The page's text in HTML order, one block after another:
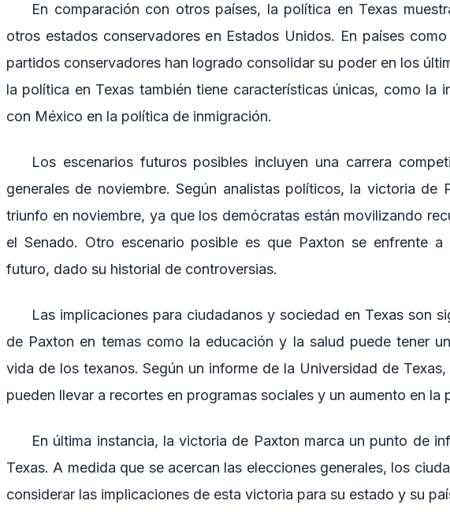
En comparación con otros países, la política en Texas
otros estados conservadores en Estados Unidos. En países
partidos conservadores han logrado consolidar su poder en los
la política en Texas también tiene características únicas, como la
con México en la política de inmigración.
Los escenarios futuros posibles incluyen una carrera
generales de noviembre. Según analistas políticos, la victoria de
triunfo en noviembre, ya que los demócratas están movilizando
el Senado. Otro escenario posible es que Paxton se enfrente a
futuro, dado su historial de controversias.
Las implicaciones para ciudadanos y sociedad en Texas son
de Paxton en temas como la educación y la salud puede tener
vida de los texanos. Según un informe de la Universidad de
pueden llevar a recortes en programas sociales y un aumento en la
En última instancia, la victoria de Paxton marca un punto de
Texas. A medida que se acercan las elecciones generales, los
considerar las implicaciones de esta victoria para su estado y su